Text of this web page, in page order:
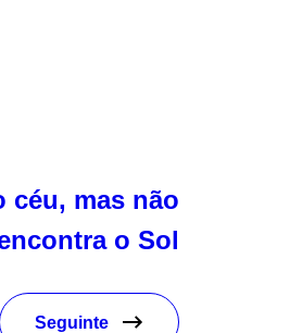
céu, mas não
o Sol
Seguinte